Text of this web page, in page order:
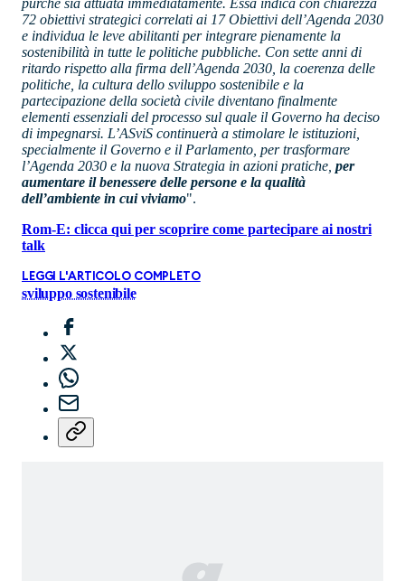
72 obiettivi strategici correlati ai 17 Obiettivi dell’Agenda 2030
e individua le leve abilitanti per integrare pienamente la
sostenibilità in tutte le politiche pubbliche. Con sette anni di
ritardo rispetto alla firma dell’Agenda 2030, la coerenza delle
politiche, la cultura dello sviluppo sostenibile e la
partecipazione della società civile diventano finalmente
elementi essenziali del processo sul quale il Governo ha deciso
di impegnarsi. L’ASviS continuerà a stimolare le istituzioni,
specialmente il Governo e il Parlamento, per trasformare
l’Agenda 2030 e la nuova Strategia in azioni pratiche, per
aumentare il benessere delle persone e la qualità
dell’ambiente in cui viviamo".
Rom-E: clicca qui per scoprire come partecipare ai nostri
talk
LEGGI L'ARTICOLO COMPLETO
sviluppo sostenibile